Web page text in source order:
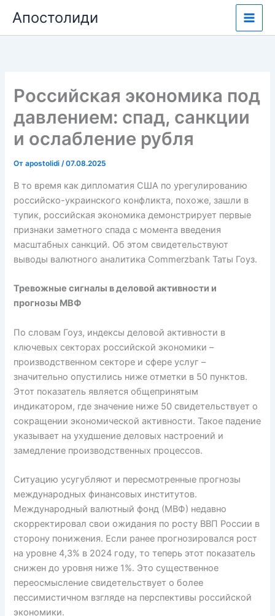
содержимому
Апостолиди
Российская экономика под
давлением: спад, санкции
и ослабление рубля
Отapostolidi/07.08.2025
В то время как дипломатия США по урегулированию
российско-украинского конфликта, похоже, зашли в
тупик, российская экономика демонстрирует первые
признаки заметного спада с момента введения
масштабных санкций. Об этом свидетельствуют
выводы валютного аналитика Commerzbank Таты Гоуз.
Тревожные сигналы в деловой активности и
прогнозы МВФ
По словам Гоуз, индексы деловой активности в
ключевых секторах российской экономики –
производственном секторе и сфере услуг –
значительно опустились ниже отметки в 50 пунктов.
Этот показатель является общепринятым
индикатором, где значение ниже 50 свидетельствует о
сокращении экономической активности. Такое падение
указывает на ухудшение деловых настроений и
замедление производственных процессов.
Ситуацию усугубляют и пересмотренные прогнозы
международных финансовых институтов.
Международный валютный фонд (МВФ) недавно
скорректировал свои ожидания по росту ВВП России в
сторону понижения. Если ранее прогнозировался рост
на уровне 4,3% в 2024 году, то теперь этот показатель
снижен до уровня ниже 1%. Это существенное
переосмысление свидетельствует о более
пессимистичном взгляде на перспективы российской
экономики.